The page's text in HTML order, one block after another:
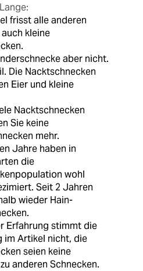
frisst alle anderen
kleine
aber nicht.
Die Nacktschnecken
Eier und kleine
Nacktschnecken
Sie keine
mehr.
Jahre haben in
die
wohl
Seit 2 Jahren
wieder Hain-
Erfahrung stimmt die
im Artikel nicht, die
seien keine
anderen Schnecken.